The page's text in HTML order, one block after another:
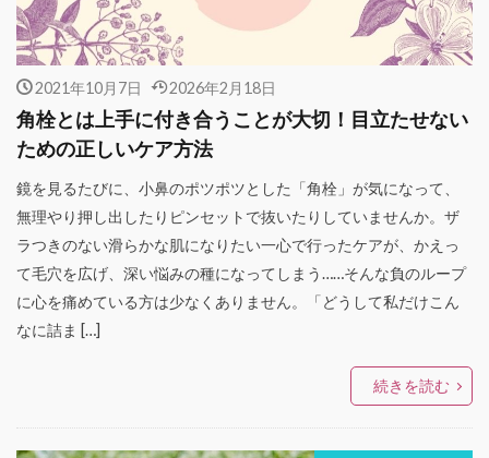
2021年10月7日 2026年2月18日
角栓とは上手に付き合うことが大切！目立たせない
ための正しいケア方法
鏡を見るたびに、小鼻のポツポツとした「角栓」が気になって、
無理やり押し出したりピンセットで抜いたりしていませんか。ザ
ラつきのない滑らかな肌になりたい一心で行ったケアが、かえっ
て毛穴を広げ、深い悩みの種になってしまう……そんな負のループ
に心を痛めている方は少なくありません。「どうして私だけこん
なに詰ま […]
続きを読む